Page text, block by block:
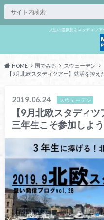
人生の選択肢をスタディツ
HOME 国でみる
スウェーデン
【9月北欧スタディツアー】就活を控え
2019.06.24 スウェーデン
【9月北欧スタディ
三年生こそ参加しよう